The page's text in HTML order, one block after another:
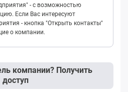
- с возможностью
Если Вас интересуют
- кнопка "Открыть контакты"
о компании.
компании? Получить
доступ